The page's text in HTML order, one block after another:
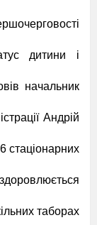
дитини і
начальник
Андрій
стаціонарних
таборах